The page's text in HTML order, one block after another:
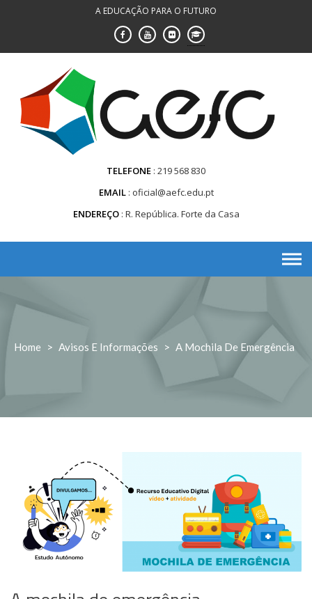
A EDUCAÇÃO PARA O FUTURO
TELEFONE 219 568 830
EMAIL oficial@aefc.edu.pt
ENDEREÇO R. República. Forte da Casa
Home > Avisos E Informações > A Mochila De Emergência